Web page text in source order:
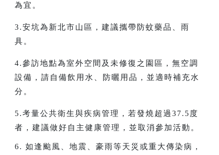
為宜。
3.安坑為新北市山區，建議攜帶防蚊藥品、雨
具。
4.參訪地點為室外空間及未修復之園區，無空調
設備，請自備飲用水、防曬用品，並適時補充水
分。
5.考量公共衛生與疾病管理，若發燒超過37.5度
者，建議做好自主健康管理，並取消參加活動。
6. 如逢颱風、地震、豪雨等天災或重大傳染病，